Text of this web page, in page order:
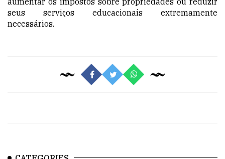
seus serviços educacionais extremamente
necessários.